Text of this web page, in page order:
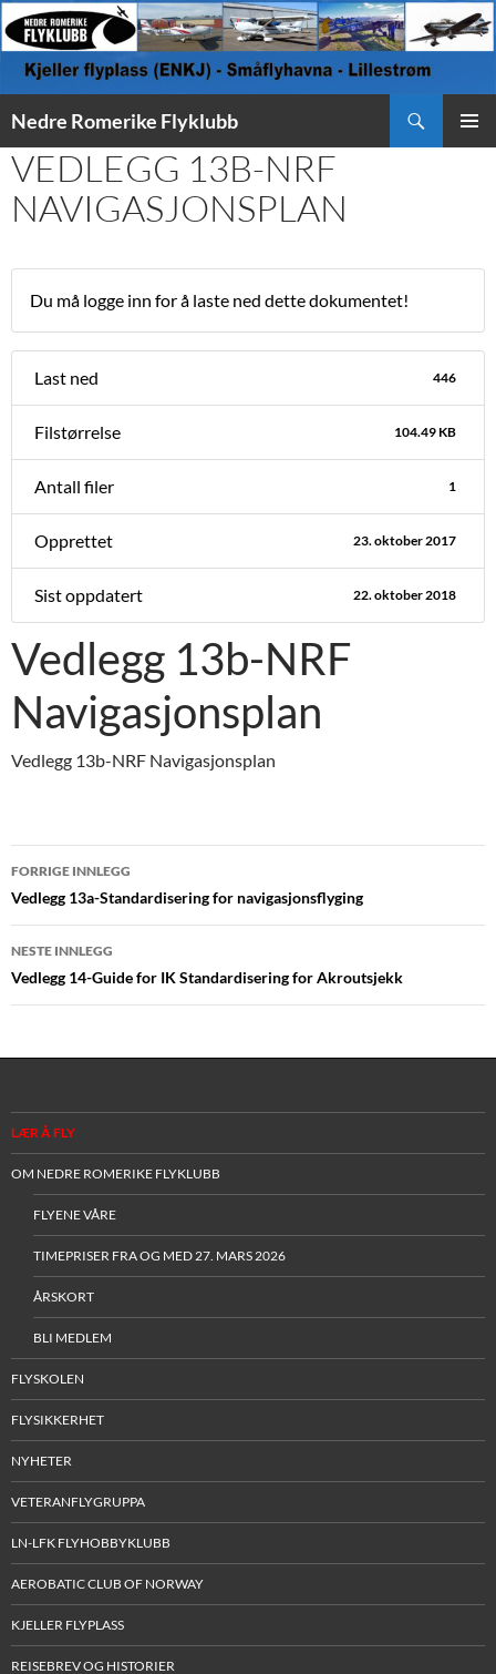
Nedre Romerike Flyklubb
TIL
INNHOLD
VEDLEGG 13B-NRF
NAVIGASJONSPLAN
Du må logge inn for å laste ned dette dokumentet!
Last ned 446
Filstørrelse 104.49 KB
Antall filer 1
Opprettet 23. oktober 2017
Sist oppdatert 22. oktober 2018
Vedlegg 13b-NRF
Navigasjonsplan
Vedlegg 13b-NRF Navigasjonsplan
Innleggsnavigasjon
FORRIGE INNLEGG
Vedlegg 13a-Standardisering for navigasjonsflyging
NESTE INNLEGG
Vedlegg 14-Guide for IK Standardisering for Akroutsjekk
LÆR Å FLY
OM NEDRE ROMERIKE FLYKLUBB
FLYENE VÅRE
TIMEPRISER FRA OG MED 27. MARS 2026
ÅRSKORT
BLI MEDLEM
FLYSKOLEN
FLYSIKKERHET
NYHETER
VETERANFLYGRUPPA
LN-LFK FLYHOBBYKLUBB
AEROBATIC CLUB OF NORWAY
KJELLER FLYPLASS
REISEBREV OG HISTORIER